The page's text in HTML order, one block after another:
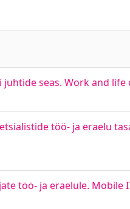
seas. Work and
töö- ja eraelu
töö- ja eraelule.